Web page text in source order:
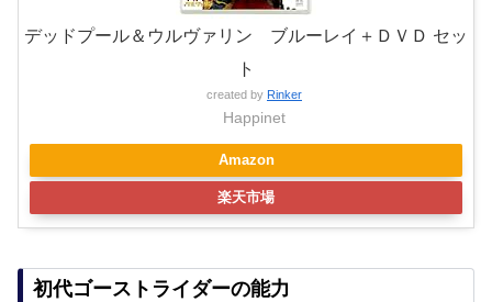
デッドプール＆ウルヴァリン ブルーレイ＋ＤＶＤ セッ
ト
created by Rinker
Happinet
Amazon
楽天市場
初代ゴーストライダーの能力